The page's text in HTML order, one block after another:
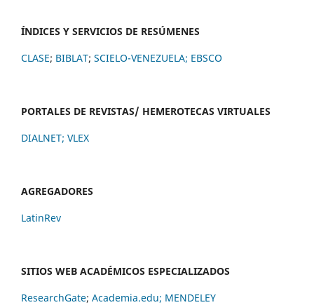
ÍNDICES Y SERVICIOS DE RESÚMENES
CLASE; BIBLAT; SCIELO-VENEZUELA; EBSCO
PORTALES DE REVISTAS/ HEMEROTECAS VIRTUALES
DIALNET; VLEX
AGREGADORES
LatinRev
SITIOS WEB ACADÉMICOS ESPECIALIZADOS
ResearchGate; Academia.edu; MENDELEY